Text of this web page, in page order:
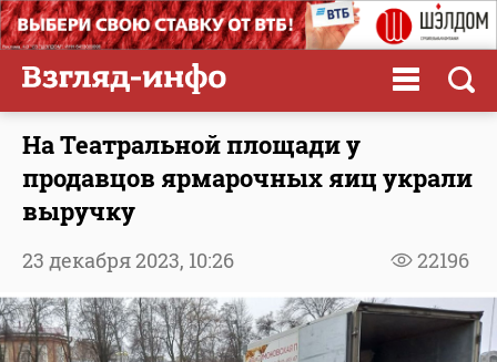
На Театральной площади у
продавцов ярмарочных яиц украли
выручку
22196
23 декабря 2023, 10:26